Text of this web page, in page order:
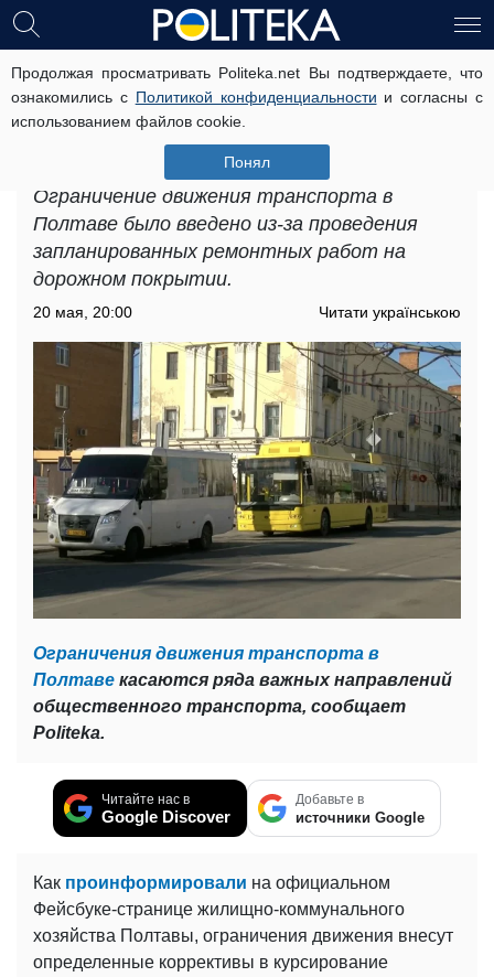
Продолжая просматривать Politeka.net Вы подтверждаете, что
ознакомились с Политикой конфиденциальности и согласны с
использованием файлов cookie.
Понял
Пассажирам сделали важное
объявление: где действуют
ограничения движения транспорта
Ограничение движения транспорта в
Полтаве было введено из-за проведения
запланированных ремонтных работ на
дорожном покрытии.
20 мая, 20:00 Читати українською
Ограничения движения транспорта в
Полтаве касаются ряда важных направлений
общественного транспорта, сообщает
Politeka.
Читайте нас в
Google Discover
Добавьте в
источники Google
Как проинформировали на официальном
Фейсбуке-странице жилищно-коммунального
хозяйства Полтавы, ограничения движения внесут
определенные коррективы в курсирование